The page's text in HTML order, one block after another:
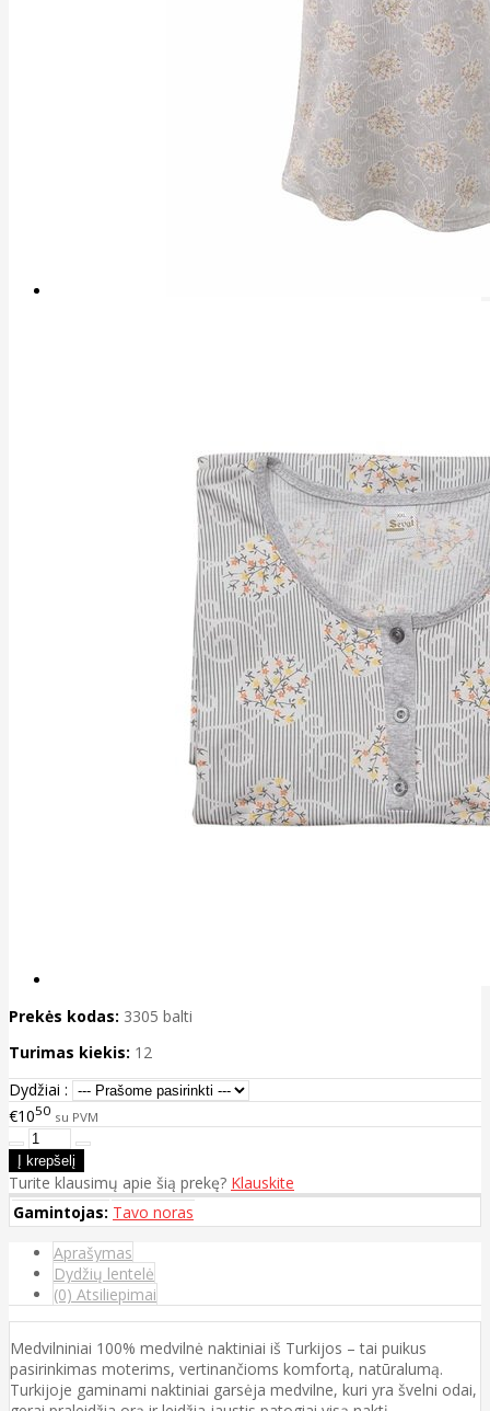
Prekės kodas: 3305 balti
Turimas kiekis: 12
Dydžiai :
€1050 su PVM
Turite klausimų apie šią prekę? Klauskite
Gamintojas: Tavo noras
Aprašymas
Dydžių lentelė
(0) Atsiliepimai
Medvilniniai 100% medvilnė naktiniai iš Turkijos – tai puikus
pasirinkimas moterims, vertinančioms komfortą, natūralumą.
Turkijoje gaminami naktiniai garsėja medvilne, kuri yra švelni odai,